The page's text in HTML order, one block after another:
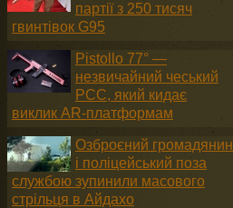
партії з 250 тисяч
гвинтівок G95
Pistollo 77° —
незвичайний чеський
PCC, який кидає
виклик AR-платформам
Озброєний громадянин
і поліцейський поза
службою зупинили масового
стрільця в Айдахо